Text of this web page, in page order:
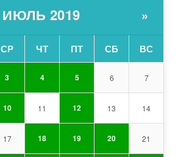
ИЮЛЬ 2019 »
СР ЧТ ПТ СБ ВС
3 4 5 6 7
10 11 12 13 14
17 18 19 20 21